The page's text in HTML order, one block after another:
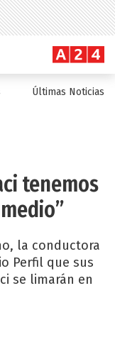
Últimas Noticias
tenemos
la conductora
Perfil que sus
se limarán en